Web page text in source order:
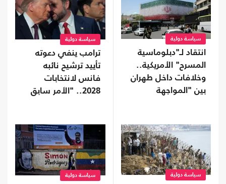
سياسة دولية
انتقاد لـ"دبلوماسية
المسرح" الأمريكية..
وخلافات داخل طهران
بين "المواجهة
سياسة دولية
ترامب ينفي دعوته
تأييد ترشيح نائبه
فانس لانتخابات
2028.. "الأمر سابق
سياسة دولية سياسة دولية